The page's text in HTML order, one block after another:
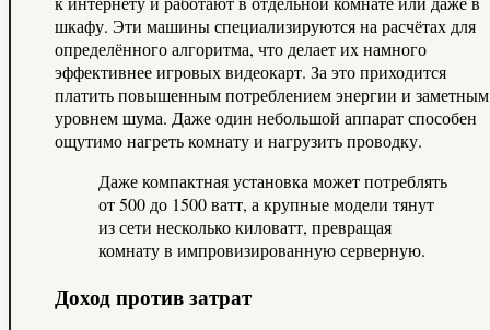
шкафу. Эти машины специализируются на расчётах для
определённого алгоритма, что делает их намного
эффективнее игровых видеокарт. За это приходится
платить повышенным потреблением энергии и заметным
уровнем шума. Даже один небольшой аппарат способен
ощутимо нагреть комнату и нагрузить проводку.
Даже компактная установка может потреблять
от 500 до 1500 ватт, а крупные модели тянут
из сети несколько киловатт, превращая
комнату в импровизированную серверную.
Доход против затрат